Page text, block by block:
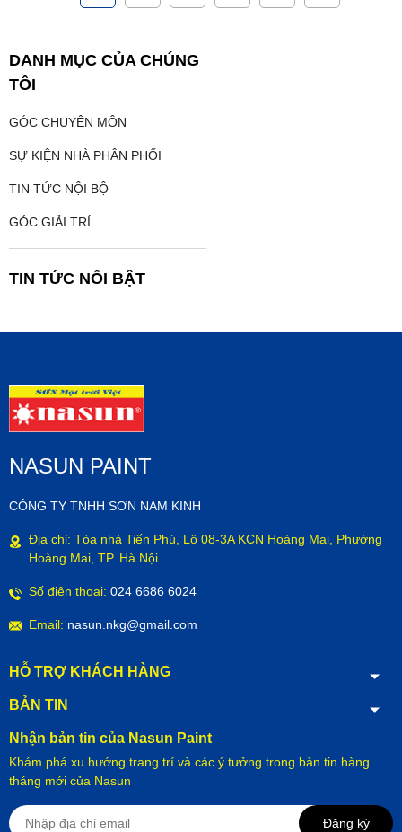
DANH MỤC CỦA CHÚNG
TÔI
GÓC CHUYÊN MÔN
SỰ KIỆN NHÀ PHÂN PHỐI
TIN TỨC NỘI BỘ
GÓC GIẢI TRÍ
TIN TỨC NỔI BẬT
NASUN PAINT
CÔNG TY TNHH SƠN NAM KINH
Địa chỉ: Tòa nhà Tiến Phú, Lô 08-3A KCN Hoàng Mai, Phường
Hoàng Mai, TP. Hà Nội
Số điện thoại: 024 6686 6024
Email: nasun.nkg@gmail.com
HỖ TRỢ KHÁCH HÀNG
BẢN TIN
Nhận bản tin của Nasun Paint
Khám phá xu hướng trang trí và các ý tưởng trong bản tin hàng
tháng mới của Nasun
Đăng ký